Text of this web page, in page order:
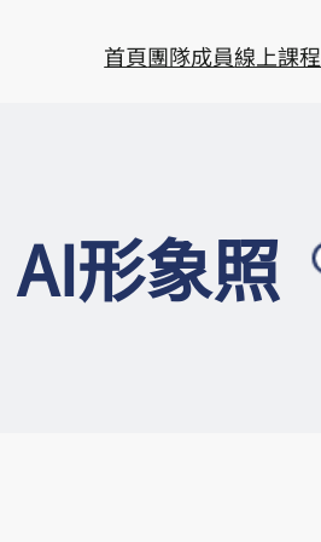
首頁團隊成員線上課程
AI形象照